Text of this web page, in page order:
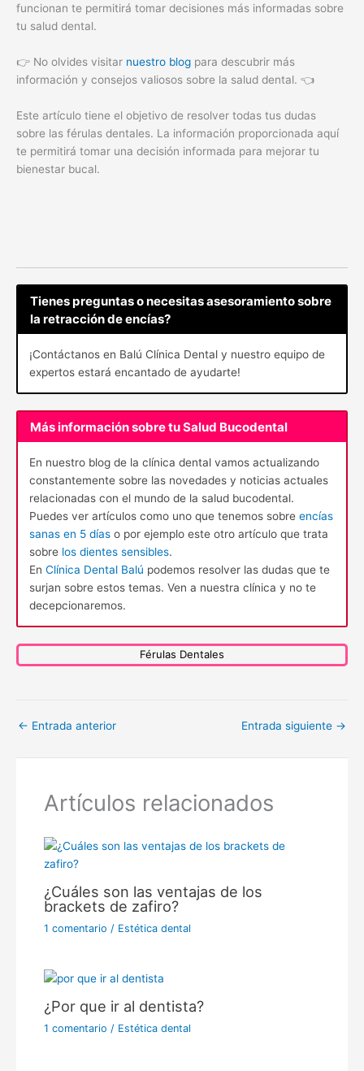
funcionan te permitirá tomar decisiones más informadas sobre
tu salud dental.
👉 No olvides visitar nuestro blog para descubrir más
información y consejos valiosos sobre la salud dental. 👈
Este artículo tiene el objetivo de resolver todas tus dudas
sobre las férulas dentales. La información proporcionada aquí
te permitirá tomar una decisión informada para mejorar tu
bienestar bucal.
Tienes preguntas o necesitas asesoramiento sobre
la retracción de encías?
¡Contáctanos en Balú Clínica Dental y nuestro equipo de
expertos estará encantado de ayudarte!
Más información sobre tu Salud Bucodental
En nuestro blog de la clínica dental vamos actualizando
constantemente sobre las novedades y noticias actuales
relacionadas con el mundo de la salud bucodental.
Puedes ver artículos como uno que tenemos sobre encías
sanas en 5 díaso por ejemplo este otro artículo que trata
sobre los dientes sensibles.
En Clínica Dental Balú podemos resolver las dudas que te
surjan sobre estos temas. Ven a nuestra clínica y no te
decepcionaremos.
Férulas Dentales
← Entrada anterior Entrada siguiente →
Artículos relacionados
¿Cuáles son las ventajas de los
brackets de zafiro?
1 comentario / Estética dental
¿Por que ir al dentista?
1 comentario / Estética dental